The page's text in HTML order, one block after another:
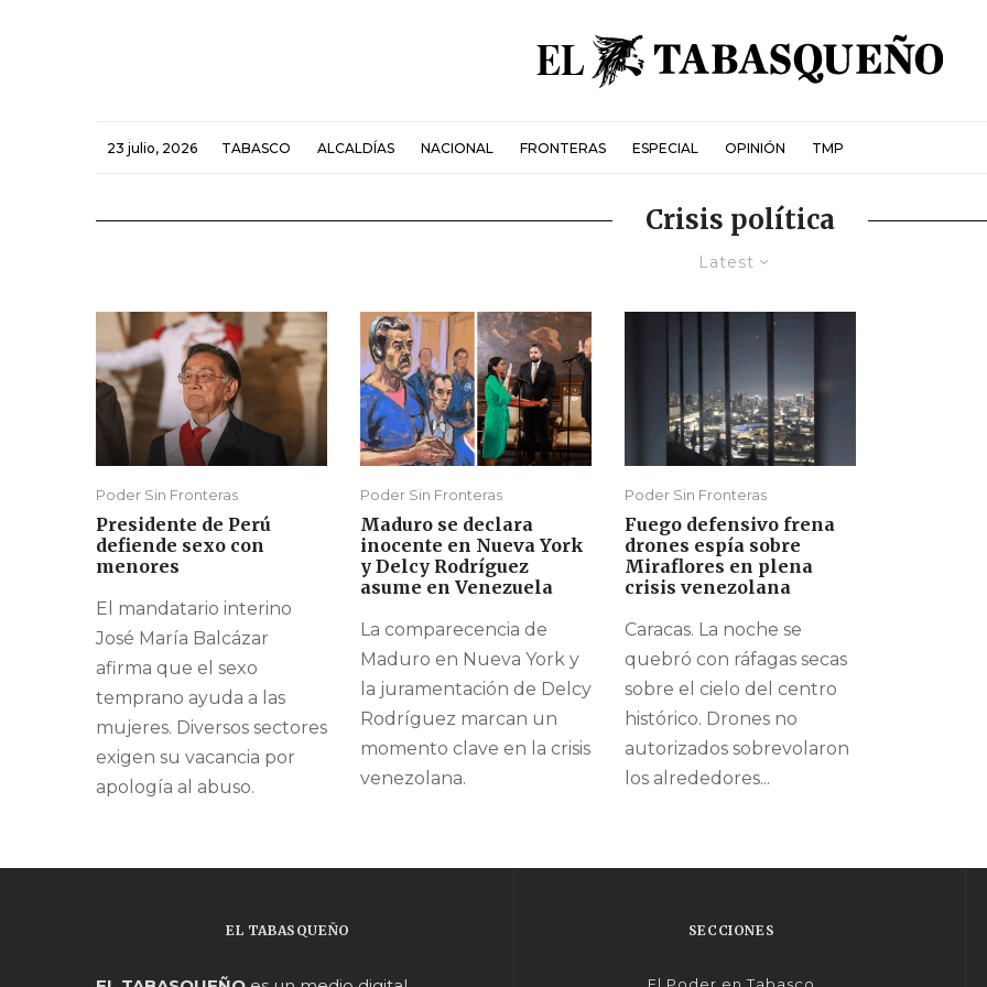
23 julio, 2026 TABASCO ALCALDÍAS NACIONAL FRONTERAS ESPECIAL OPINIÓN TMP
Crisis política
Latest
Poder Sin Fronteras
Presidente de Perú
defiende sexo con
menores
El mandatario interino
José María Balcázar
afirma que el sexo
temprano ayuda a las
mujeres. Diversos sectores
exigen su vacancia por
apología al abuso.
Poder Sin Fronteras
Maduro se declara
inocente en Nueva York
y Delcy Rodríguez
asume en Venezuela
La comparecencia de
Maduro en Nueva York y
la juramentación de Delcy
Rodríguez marcan un
momento clave en la crisis
venezolana.
Poder Sin Fronteras
Fuego defensivo frena
drones espía sobre
Miraflores en plena
crisis venezolana
Caracas. La noche se
quebró con ráfagas secas
sobre el cielo del centro
histórico. Drones no
autorizados sobrevolaron
los alrededores...
EL TABASQUEÑO SECCIONES